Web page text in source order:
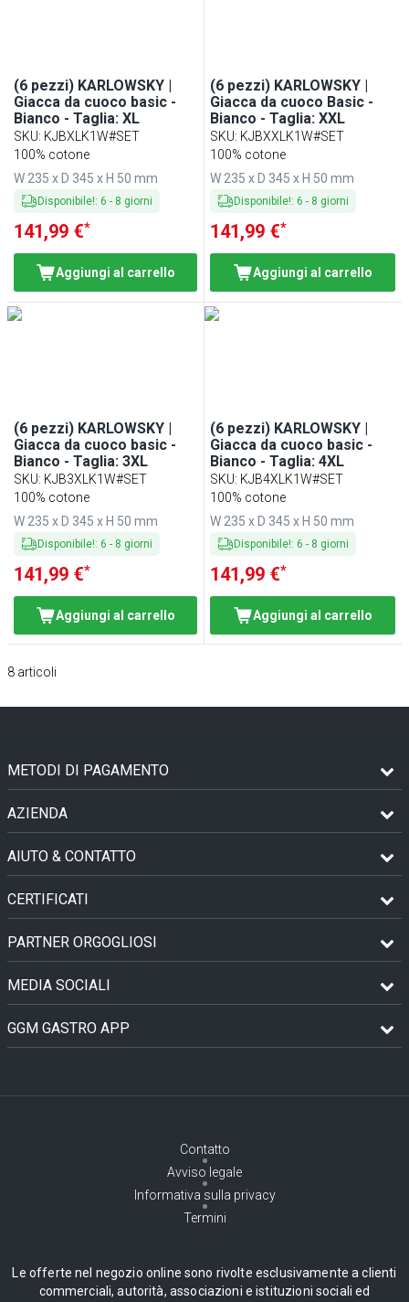
(6 pezzi) KARLOWSKY |
Giacca da cuoco basic -
Bianco - Taglia: XL
SKU: KJBXLK1W#SET
100% cotone
W 235 x D 345 x H 50 mm
Disponibile!: 6 - 8 giorni
141,99 €*
Aggiungi al carrello
(6 pezzi) KARLOWSKY |
Giacca da cuoco Basic -
Bianco - Taglia: XXL
SKU: KJBXXLK1W#SET
100% cotone
W 235 x D 345 x H 50 mm
Disponibile!: 6 - 8 giorni
141,99 €*
Aggiungi al carrello
(6 pezzi) KARLOWSKY |
Giacca da cuoco basic -
Bianco - Taglia: 3XL
SKU: KJB3XLK1W#SET
100% cotone
W 235 x D 345 x H 50 mm
Disponibile!: 6 - 8 giorni
141,99 €*
Aggiungi al carrello
(6 pezzi) KARLOWSKY |
Giacca da cuoco basic -
Bianco - Taglia: 4XL
SKU: KJB4XLK1W#SET
100% cotone
W 235 x D 345 x H 50 mm
Disponibile!: 6 - 8 giorni
141,99 €*
Aggiungi al carrello
8 articoli
METODI DI PAGAMENTO
AZIENDA
AIUTO & CONTATTO
CERTIFICATI
PARTNER ORGOGLIOSI
MEDIA SOCIALI
GGM GASTRO APP
Contatto
Avviso legale
Informativa sulla privacy
Termini
Le offerte nel negozio online sono rivolte esclusivamente a clienti
commerciali, autorità, associazioni e istituzioni sociali ed